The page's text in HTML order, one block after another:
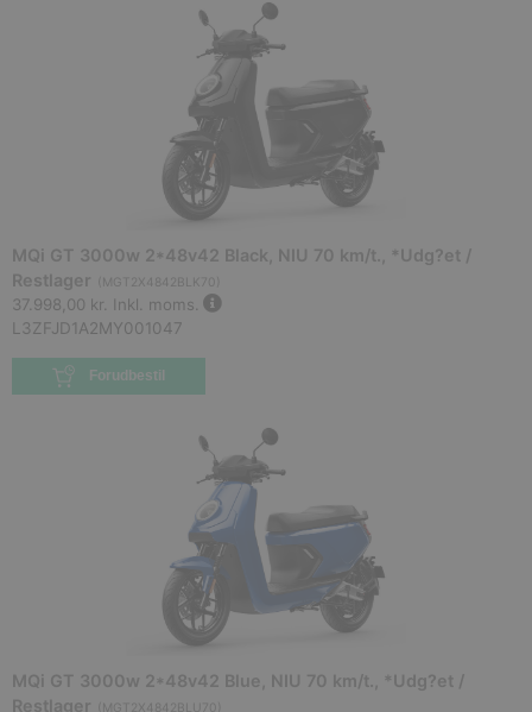
MQi GT 3000w 2*48v42 Black, NIU 70 km/t., *Udg?et /
Restlager
MGT2X4842BLK70
37.998,00 kr. Inkl. moms.
L3ZFJD1A2MY001047
Forudbestil
MQi GT 3000w 2*48v42 Blue, NIU 70 km/t., *Udg?et /
Restlager
MGT2X4842BLU70